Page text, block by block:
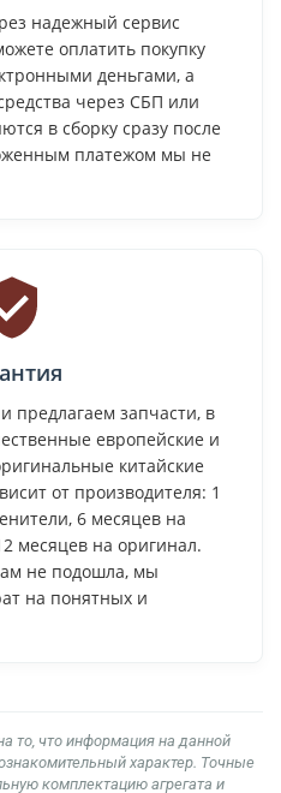
надежный сервис
оплатить покупку
деньгами, а
через СБП или
в сборку сразу после
платежом мы не
предлагаем запчасти, в
европейские и
китайские
от производителя: 1
6 месяцев на
месяцев на оригинал.
не подошла, мы
на понятных и
то, что информация на данной
характер. Точные
комплектацию агрегата и